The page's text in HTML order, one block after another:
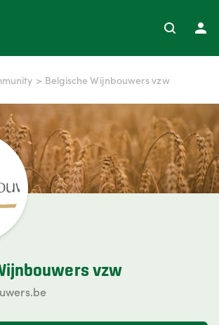
> Belgische Wijnbouwers vzw
vzw